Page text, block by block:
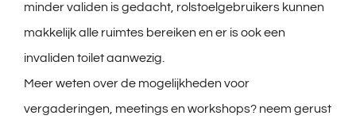
minder validen is gedacht, rolstoelgebruikers kunnen
makkelijk alle ruimtes bereiken en er is ook een
invaliden toilet aanwezig.
Meer weten over de mogelijkheden voor
vergaderingen, meetings en workshops? neem gerust